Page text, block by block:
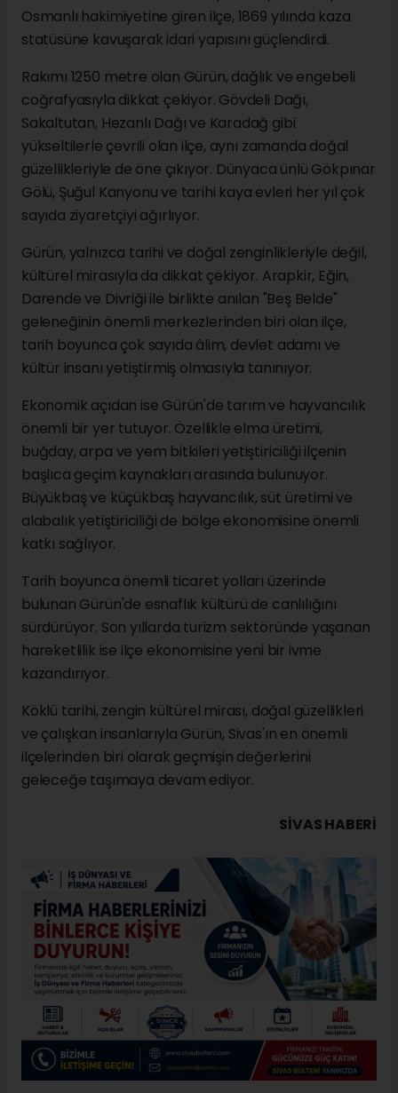
Osmanlı hakimiyetine giren ilçe, 1869 yılında kaza
statüsüne kavuşarak idari yapısını güçlendirdi.
Rakımı 1250 metre olan Gürün, dağlık ve engebeli
coğrafyasıyla dikkat çekiyor. Gövdeli Dağı,
Sakaltutan, Hezanlı Dağı ve Karadağ gibi
yükseltilerle çevrili olan ilçe, aynı zamanda doğal
güzellikleriyle de öne çıkıyor. Dünyaca ünlü Gökpınar
Gölü, Şuğul Kanyonu ve tarihi kaya evleri her yıl çok
sayıda ziyaretçiyi ağırlıyor.
Gürün, yalnızca tarihi ve doğal zenginlikleriyle değil,
kültürel mirasıyla da dikkat çekiyor. Arapkir, Eğin,
Darende ve Divriği ile birlikte anılan "Beş Belde"
geleneğinin önemli merkezlerinden biri olan ilçe,
tarih boyunca çok sayıda âlim, devlet adamı ve
kültür insanı yetiştirmiş olmasıyla tanınıyor.
Ekonomik açıdan ise Gürün'de tarım ve hayvancılık
önemli bir yer tutuyor. Özellikle elma üretimi,
buğday, arpa ve yem bitkileri yetiştiriciliği ilçenin
başlıca geçim kaynakları arasında bulunuyor.
Büyükbaş ve küçükbaş hayvancılık, süt üretimi ve
alabalık yetiştiriciliği de bölge ekonomisine önemli
katkı sağlıyor.
Tarih boyunca önemli ticaret yolları üzerinde
bulunan Gürün'de esnaflık kültürü de canlılığını
sürdürüyor. Son yıllarda turizm sektöründe yaşanan
hareketlilik ise ilçe ekonomisine yeni bir ivme
kazandırıyor.
Köklü tarihi, zengin kültürel mirası, doğal güzellikleri
ve çalışkan insanlarıyla Gürün, Sivas'ın en önemli
ilçelerinden biri olarak geçmişin değerlerini
geleceğe taşımaya devam ediyor.
SIVAS HABERİ